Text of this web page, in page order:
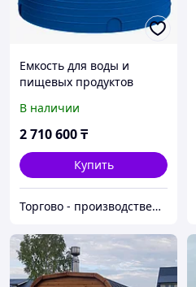
Емкость для воды и
пищевых продуктов
В наличии
2 710 600₸
Купить
Торгово - производственная компания "Центр Пласт"